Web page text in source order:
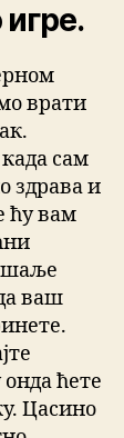
врати
сам
здрава и
ћу вам
шаље
ваш
ћете
Цасино